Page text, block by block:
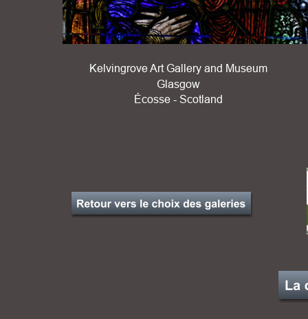
Kelvingrove Art Gallery and Museum
Glasgow
Écosse - Scotland